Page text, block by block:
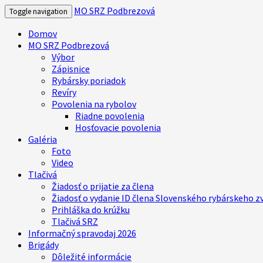
Toggle navigation
MO SRZ Podbrezová
Domov
MO SRZ Podbrezová
Výbor
Zápisnice
Rybársky poriadok
Revíry
Povolenia na rybolov
Riadne povolenia
Hosťovacie povolenia
Galéria
Foto
Video
Tlačivá
Žiadosť o prijatie za člena
Žiadosť o vydanie ID člena Slovenského rybárskeho
Prihláška do krúžku
Tlačivá SRZ
Informačný spravodaj 2026
Brigády
Dôležité informácie